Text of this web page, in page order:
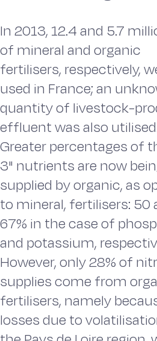
In 2013, 12.4 and 5.7
of mineral and organic
fertilisers, respectively,
used in France; an
quantity of livestock-
effluent was also
Greater percentages of
3" nutrients are now
supplied by organic, as
to mineral, fertilisers: 50
67% in the case of
and potassium,
However, only 28% of
supplies come from
fertilisers, namely
losses due to